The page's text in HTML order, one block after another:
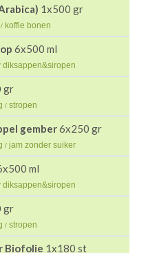
1x500 gr
/ koffie bonen
6x500 ml
diksappen&siropen
gr
/ stropen
gember6x250 gr
/ jam zonder suiker
ml
diksappen&siropen
gr
/ stropen
Biofolie 1x180 st